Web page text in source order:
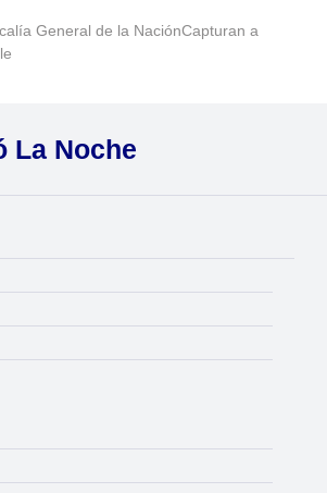
General de la NaciónCapturan a
La Noche